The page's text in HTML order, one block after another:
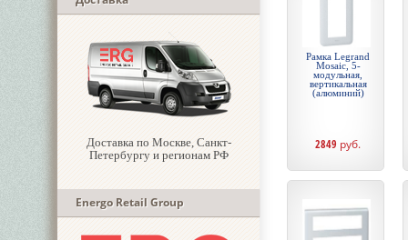
Доставка по Москве, Санкт-
Петербургу и регионам РФ
Energo Retail Group
Рамка Legrand
Mosaic, 5-
модульная,
вертикальная
(алюминий)
2849 руб.